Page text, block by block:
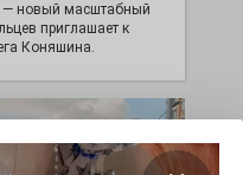
— новый масштабный
приглашает к
Коняшина.